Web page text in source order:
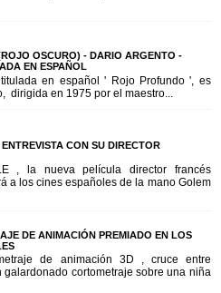
OSCURO) - DARIO ARGENTO -
EN ESPAÑOL
en español ' Rojo Profundo ', es
dirigida en 1975 por el maestro...
CON SU DIRECTOR
, la nueva película director francés
a los cines españoles de la mano Golem
DE ANIMACIÓN PREMIADO EN LOS
de animación 3D , cruce entre
galardonado cortometraje sobre una niña